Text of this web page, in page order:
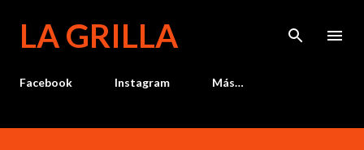
LA GRILLA
Facebook Instagram Más…